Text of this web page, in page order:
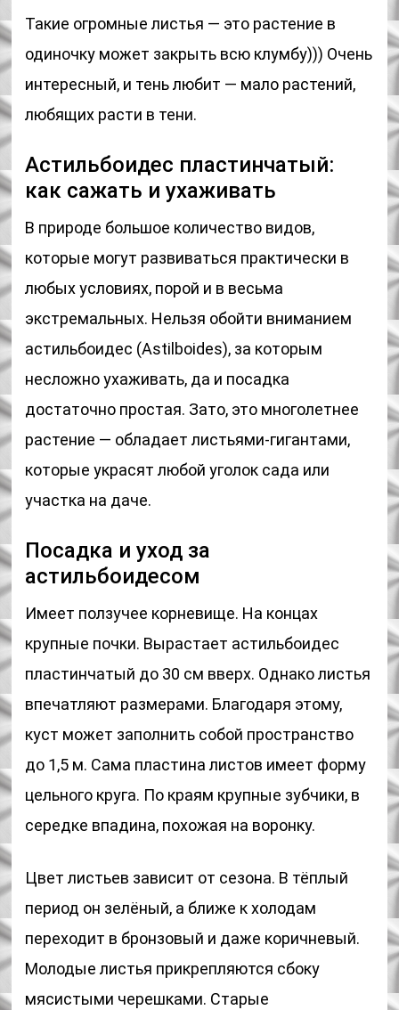
Такие огромные листья — это растение в
одиночку может закрыть всю клумбу))) Очень
интересный, и тень любит — мало растений,
любящих расти в тени.
Астильбоидес пластинчатый:
как сажать и ухаживать
В природе большое количество видов,
которые могут развиваться практически в
любых условиях, порой и в весьма
экстремальных. Нельзя обойти вниманием
астильбоидес (Astilboides), за которым
несложно ухаживать, да и посадка
достаточно простая. Зато, это многолетнее
растение — обладает листьями-гигантами,
которые украсят любой уголок сада или
участка на даче.
Посадка и уход за
астильбоидесом
Имеет ползучее корневище. На концах
крупные почки. Вырастает астильбоидес
пластинчатый до 30 см вверх. Однако листья
впечатляют размерами. Благодаря этому,
куст может заполнить собой пространство
до 1,5 м. Сама пластина листов имеет форму
цельного круга. По краям крупные зубчики, в
середке впадина, похожая на воронку.
Цвет листьев зависит от сезона. В тёплый
период он зелёный, а ближе к холодам
переходит в бронзовый и даже коричневый.
Молодые листья прикрепляются сбоку
мясистыми черешками. Старые